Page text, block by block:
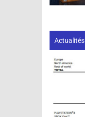
Actualités